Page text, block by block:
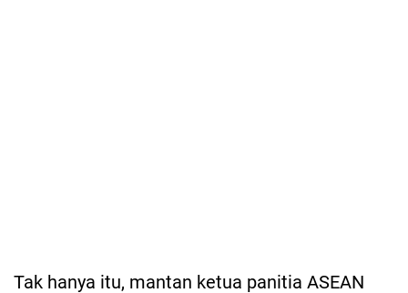
Tak hanya itu, mantan ketua panitia ASEAN